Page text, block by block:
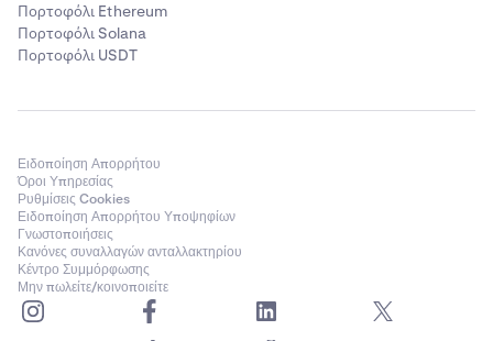
Πορτοφόλι Ethereum
Πορτοφόλι Solana
Πορτοφόλι USDT
Ειδοποίηση Απορρήτου
Όροι Υπηρεσίας
Ρυθμίσεις Cookies
Ειδοποίηση Απορρήτου Υποψηφίων
Γνωστοποιήσεις
Κανόνες συναλλαγών ανταλλακτηρίου
Κέντρο Συμμόρφωσης
Μην πωλείτε/κοινοποιείτε